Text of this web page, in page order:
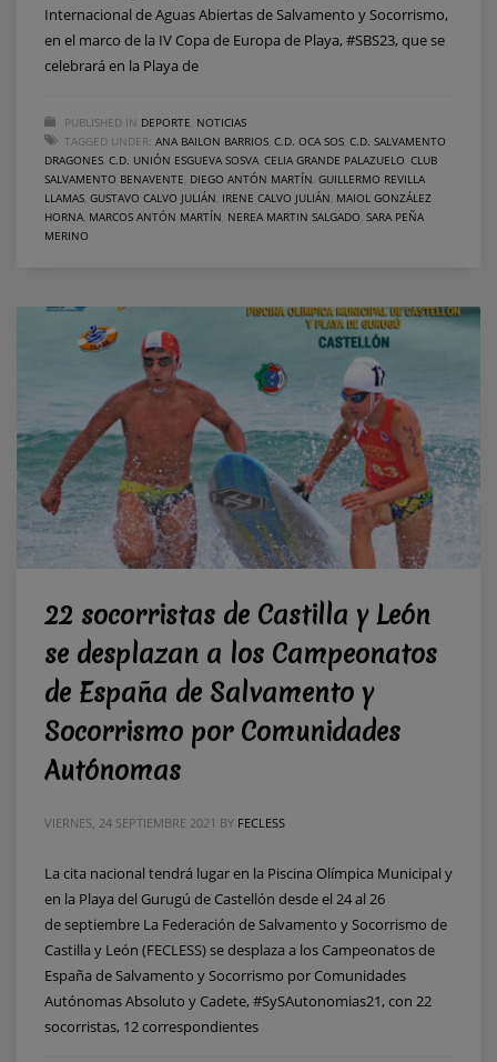
Internacional de Aguas Abiertas de Salvamento y Socorrismo,
en el marco de la IV Copa de Europa de Playa, #SBS23, que se
celebrará en la Playa de
PUBLISHED IN DEPORTE NOTICIAS
TAGGED UNDER: ANA BAILON BARRIOS C.D. OCA SOS C.D. SALVAMENTO
DRAGONES C.D. UNIÓN ESGUEVA SOSVA CELIA GRANDE PALAZUELO CLUB
SALVAMENTO BENAVENTE DIEGO ANTÓN MARTÍN GUILLERMO REVILLA
LLAMAS GUSTAVO CALVO JULIÁN IRENE CALVO JULIÁN MAIOL GONZÁLEZ
HORNA MARCOS ANTÓN MARTÍN NEREA MARTIN SALGADO SARA PEÑA
MERINO
22 socorristas de Castilla y León
se desplazan a los Campeonatos
de España de Salvamento y
Socorrismo por Comunidades
Autónomas
VIERNES, 24 SEPTIEMBRE 2021 BY FECLESS
La cita nacional tendrá lugar en la Piscina Olímpica Municipal y
en la Playa del Gurugú de Castellón desde el 24 al 26
de septiembre La Federación de Salvamento y Socorrismo de
Castilla y León (FECLESS) se desplaza a los Campeonatos de
España de Salvamento y Socorrismo por Comunidades
Autónomas Absoluto y Cadete, #SySAutonomias21, con 22
socorristas, 12 correspondientes